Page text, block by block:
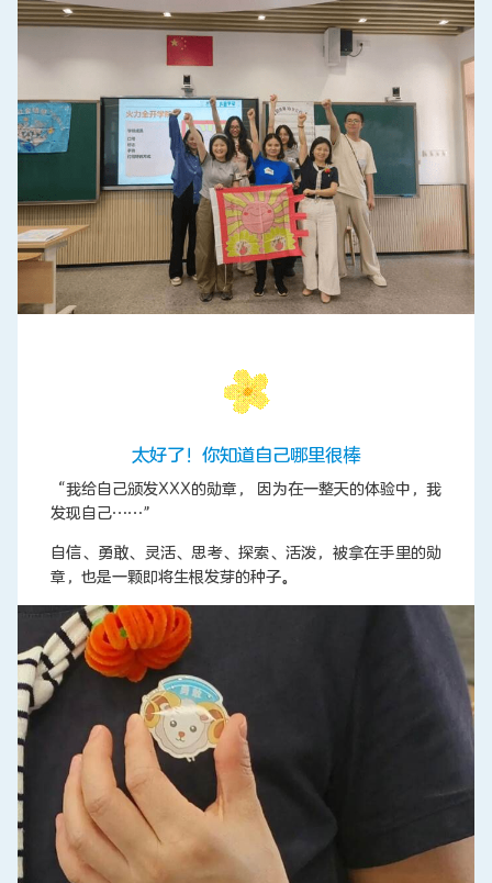
太好了！你知道自己哪里很棒
“我给自己颁发XXX的勋章， 因为在一整天的体验中，我
发现自己……”
自信、勇敢、灵活、思考、探索、活泼，被拿在手里的勋
章，也是一颗即将生根发芽的种子。